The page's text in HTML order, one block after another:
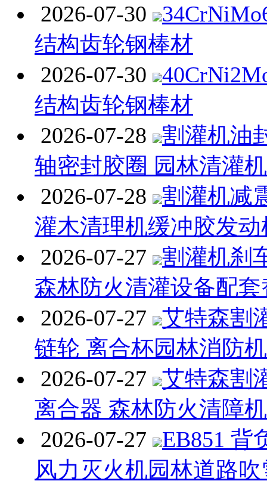
2026-07-30
结构齿轮钢棒材
2026-07-30
结构齿轮钢棒材
2026-07-28
割灌机油
轴密封胶圈 园林清灌
2026-07-28
割灌机减
灌木清理机缓冲胶发
2026-07-27
割灌机刹
森林防火清灌设备配
2026-07-27
艾特森割
链轮 离合杯园林消防
2026-07-27
艾特森割
离合器 森林防火清障
2026-07-27
EB851 背
风力灭火机园林道路